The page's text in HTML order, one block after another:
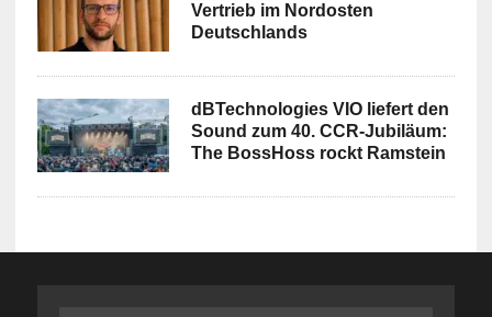
Vertrieb im Nordosten
Deutschlands
dBTechnologies VIO liefert den
Sound zum 40. CCR-Jubiläum:
The BossHoss rockt Ramstein